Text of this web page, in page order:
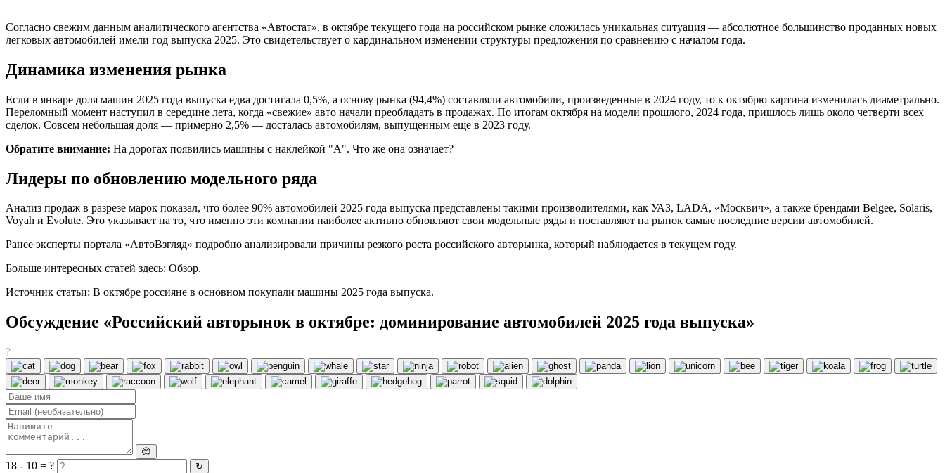
Согласно свежим данным аналитического агентства «Автостат», в октябре текущего года на российском рынке сложилась уникальная ситуация — абсолютное большинство проданных новых
легковых автомобилей имели год выпуска 2025. Это свидетельствует о кардинальном изменении структуры предложения по сравнению с началом года.
Динамика изменения рынка
Если в январе доля машин 2025 года выпуска едва достигала 0,5%, а основу рынка (94,4%) составляли автомобили, произведенные в 2024 году, то к октябрю картина изменилась диаметрально.
Переломный момент наступил в середине лета, когда «свежие» авто начали преобладать в продажах. По итогам октября на модели прошлого, 2024 года, пришлось лишь около четверти всех
сделок. Совсем небольшая доля — примерно 2,5% — досталась автомобилям, выпущенным еще в 2023 году.
Обратите внимание: На дорогах появились машины с наклейкой "А". Что же она означает?
Лидеры по обновлению модельного ряда
Анализ продаж в разрезе марок показал, что более 90% автомобилей 2025 года выпуска представлены такими производителями, как УАЗ, LADA, «Москвич», а также брендами Belgee, Solaris,
Voyah и Evolute. Это указывает на то, что именно эти компании наиболее активно обновляют свои модельные ряды и поставляют на рынок самые последние версии автомобилей.
Ранее эксперты портала «АвтоВзгляд» подробно анализировали причины резкого роста российского авторынка, который наблюдается в текущем году.
Больше интересных статей здесь: Обзор.
Источник статьи: В октябре россияне в основном покупали машины 2025 года выпуска.
Обсуждение «Российский авторынок в октябре: доминирование автомобилей 2025 года выпуска»
?
😊
18 - 10 = ? ↻